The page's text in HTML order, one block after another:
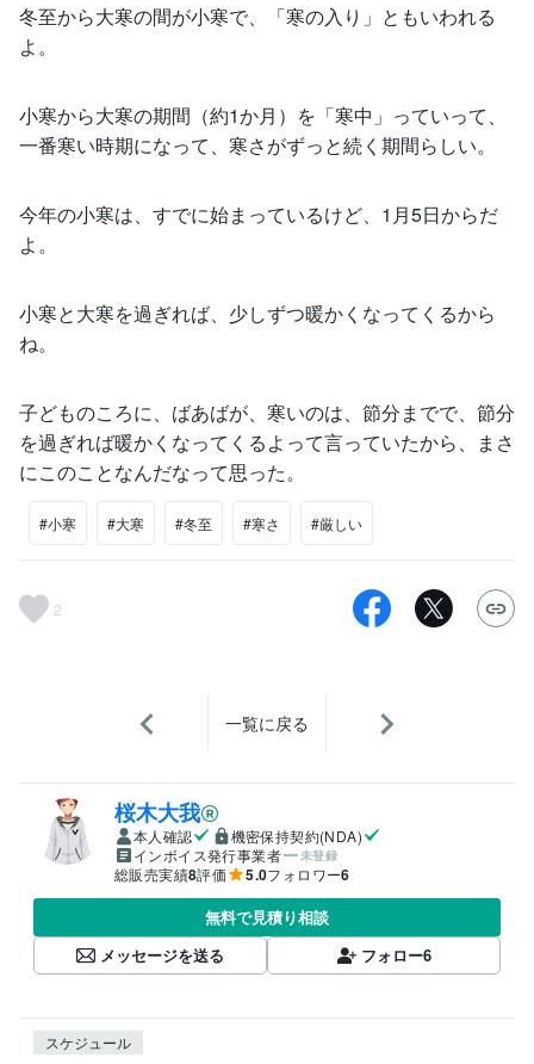
冬至から大寒の間が小寒で、「寒の入り」ともいわれる
よ。
小寒から大寒の期間（約1か月）を「寒中」っていって、
一番寒い時期になって、寒さがずっと続く期間らしい。
今年の小寒は、すでに始まっているけど、1月5日からだ
よ。
小寒と大寒を過ぎれば、少しずつ暖かくなってくるから
ね。
子どものころに、ばあばが、寒いのは、節分までで、節分
を過ぎれば暖かくなってくるよって言っていたから、まさ
にこのことなんだなって思った。
#小寒 #大寒 #冬至 #寒さ #厳しい
2
一覧に戻る
桜木大我
本人確認
機密保持契約(NDA)
インボイス発行事業者
未登録
総販売実績8評価 5.0フォロワー6
無料で見積り相談
メッセージを送る
フォロー6
スケジュール